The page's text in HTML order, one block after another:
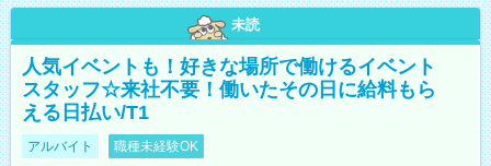
未読
人気イベントも！好きな場所で働けるイベント
スタッフ☆来社不要！働いたその日に給料もら
える日払い/T1
アルバイト 職種未経験OK